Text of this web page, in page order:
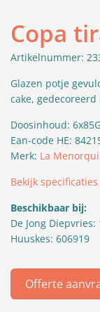
Copa
Artikelnummer:
Glazen potje
cake,
Doosinhoud:
Ean-code HE:
Merk: La
Bekijk specificaties
Beschikbaar bij:
De Jong Diepvries:
Huuskes: 606919
Offerte